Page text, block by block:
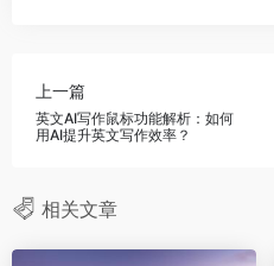
上一篇
英文AI写作鼠标功能解析：如何
用AI提升英文写作效率？
相关文章